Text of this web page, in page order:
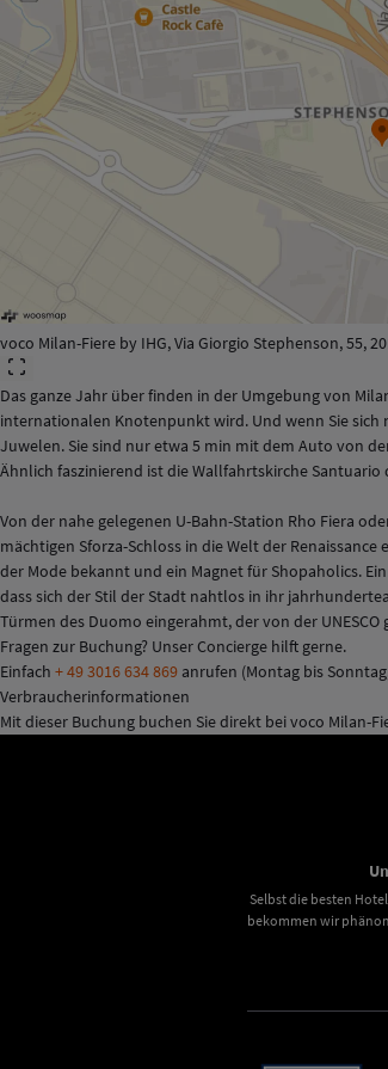
voco Milan-Fiere by IHG, Via Giorgio Stephenson, 55,
Das ganze Jahr über finden in der Umgebung von
internationalen Knotenpunkt wird. Und wenn Sie sich
Juwelen. Sie sind nur etwa 5 min mit dem Auto von
Ähnlich faszinierend ist die Wallfahrtskirche
Von der nahe gelegenen U-Bahn-Station Rho Fiera
mächtigen Sforza-Schloss in die Welt der
der Mode bekannt und ein Magnet für Shopaholics.
dass sich der Stil der Stadt nahtlos in ihr
Türmen des Duomo eingerahmt, der von der UNESCO
Fragen zur Buchung? Unser Concierge hilft gerne.
Einfach + 49 3016 634 869 anrufen (Montag bis
Verbraucherinformationen
Mit dieser Buchung buchen Sie direkt bei voco Milan-
Selbst die besten
bekommen wir